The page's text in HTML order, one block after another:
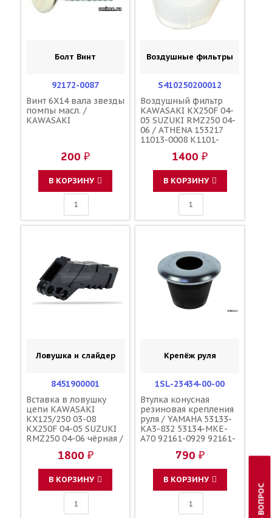
Болт Винт
92172-0087
Винт 6X14 вала звезды
помпы масл. /
KAWASAKI
200 ₽
В КОРЗИНУ
Воздушные фильтры
S410250200012
Воздушный фильтр
KAWASAKI KX250F 04-
05 SUZUKI RMZ250 04-
06 / ATHENA 153217
11013-0008 K1101-
1400 ₽
В КОРЗИНУ
Ловушка и слайдер
8451900001
Вставка в ловушку
цепи KAWASAKI
KX125/250 03-08
KX250F 04-05 SUZUKI
RMZ250 04-06 чёрная /
K1205-31468
1800 ₽
В КОРЗИНУ
Крепёж руля
1SL-23434-00-00
Втулка конусная
резиновая крепления
руля / YAMAHA 53133-
KA3-832 53134-MKE-
A70 92161-0929 92161-
92161-0113 56241-
10H10 56241-10H11
790 ₽
В КОРЗИНУ